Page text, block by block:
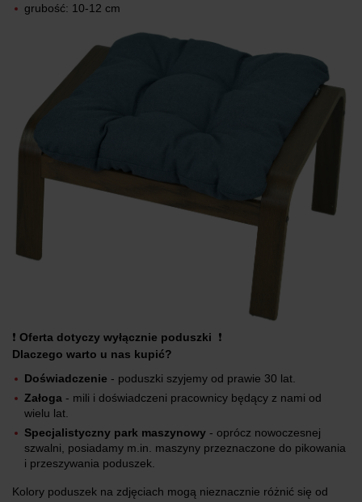
grubość: 10-12 cm
❗ Oferta dotyczy wyłącznie poduszki ❗
Dlaczego warto u nas kupić?
Doświadczenie - poduszki szyjemy od prawie 30 lat.
Załoga - mili i doświadczeni pracownicy będący z nami od
wielu lat.
Specjalistyczny park maszynowy - oprócz nowoczesnej
szwalni, posiadamy m.in. maszyny przeznaczone do pikowania
i przeszywania poduszek.
Kolory poduszek na zdjęciach mogą nieznacznie różnić się od